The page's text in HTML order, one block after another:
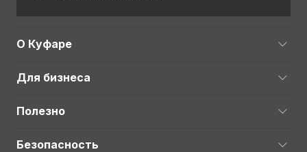
О Куфаре
Для бизнеса
Полезно
Безопасность